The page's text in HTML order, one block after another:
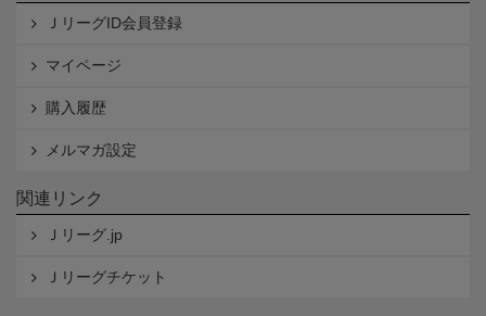
ＪリーグID会員登録
マイページ
購入履歴
メルマガ設定
関連リンク
Ｊリーグ.jp
Ｊリーグチケット